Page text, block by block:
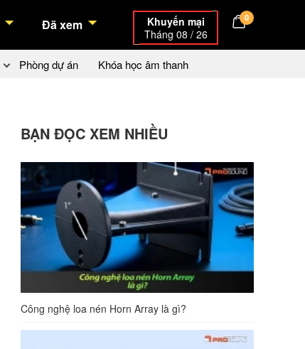
Đã xem
Khuyến mại
Tháng 08 / 26
0
Phòng dự án Khóa học âm thanh
BẠN ĐỌC XEM NHIỀU
Công nghệ loa nén Horn Array là gì?